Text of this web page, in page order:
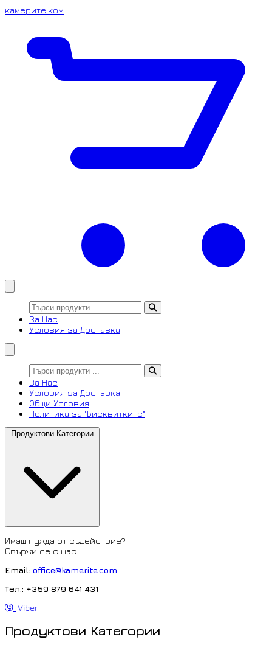
камерите.ком
За Нас
Условия за Доставка
За Нас
Условия за Доставка
Общи Условия
Политика за "Бисквитките"
Продуктови Категории
Имаш нужда от съдействие?
Свържи се с нас:
Email: office@kamerite.com
Тел.: +359 879 641 431
Viber
Продуктови Категории